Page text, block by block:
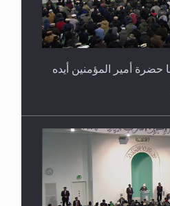
حضرة أمير المؤمنين أيده